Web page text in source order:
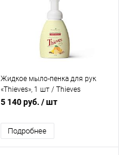
Жидкое мыло-пенка для рук
«Thieves», 1 шт / Thieves
Foaming Hand Soap Young
5 140 руб. / шт
Подробнее